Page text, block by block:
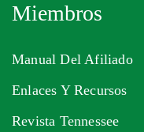
Miembros
Manual Del Afiliado
Enlaces Y Recursos
Revista Tennessee